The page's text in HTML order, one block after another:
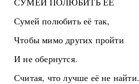
Сумей полюбить её так,
Чтобы мимо других пройти
И не обернутся.
Считая, что лучше её не найти.